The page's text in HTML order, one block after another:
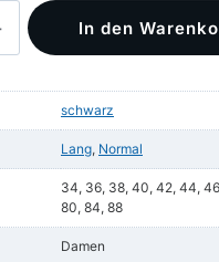
In den
schwarz
Lang, Normal
34, 36, 38, 40, 42, 44,
80, 84, 88
Damen